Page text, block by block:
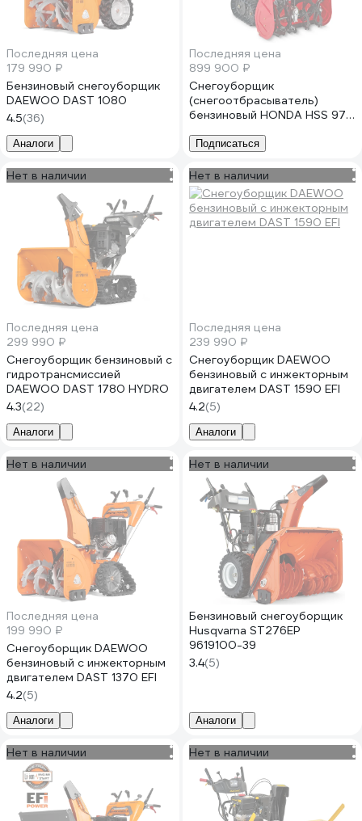
Последняя цена
179 990 ₽
Бензиновый снегоуборщик
DAEWOO DAST 1080
4.5(36)
Аналоги
Последняя цена
899 900 ₽
Снегоуборщик
(снегоотбрасыватель)
бензиновый HONDA HSS 970
Подписаться
Нет в наличии
Последняя цена
299 990 ₽
Снегоуборщик бензиновый с
гидротрансмиссией
DAEWOO DAST 1780 HYDRO
4.3(22)
Аналоги
Нет в наличии
Последняя цена
239 990 ₽
Снегоуборщик DAEWOO
бензиновый с инжекторным
двигателем DAST 1590 EFI
4.2(5)
Аналоги
Нет в наличии
Последняя цена
199 990 ₽
Снегоуборщик DAEWOO
бензиновый с инжекторным
двигателем DAST 1370 EFI
4.2(5)
Аналоги
Нет в наличии
Бензиновый снегоуборщик
Husqvarna ST276EP
9619100-39
3.4(5)
Аналоги
Нет в наличии Нет в наличии